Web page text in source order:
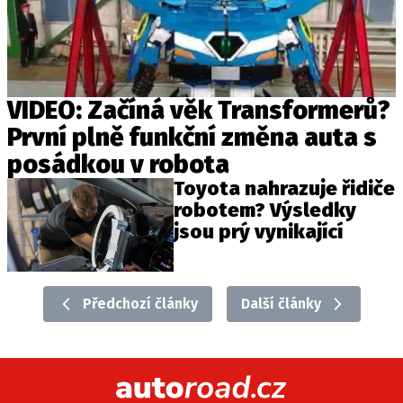
Provozovatelem serveru autoroad.cz je
INCORP MEDIA GROUP s.r.o., IČ: 118 23 054
VIDEO: Začíná věk Transformerů?
První plně funkční změna auta s
posádkou v robota
Toyota nahrazuje řidiče
robotem? Výsledky
jsou prý vynikající
Předchozí články Další články